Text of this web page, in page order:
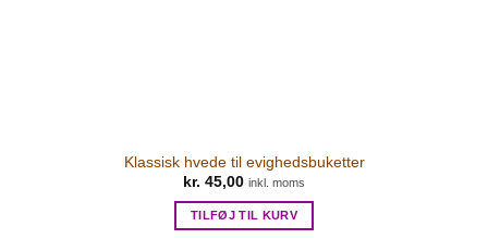
Klassisk hvede til evighedsbuketter
kr. 45,00 inkl. moms
TILFØJ TIL KURV